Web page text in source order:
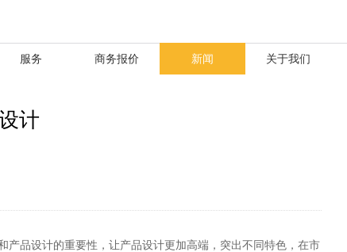
服务 商务报价 新闻 关于我们
计
品设计的重要性，让产品设计更加高端，突出不同特色，在市